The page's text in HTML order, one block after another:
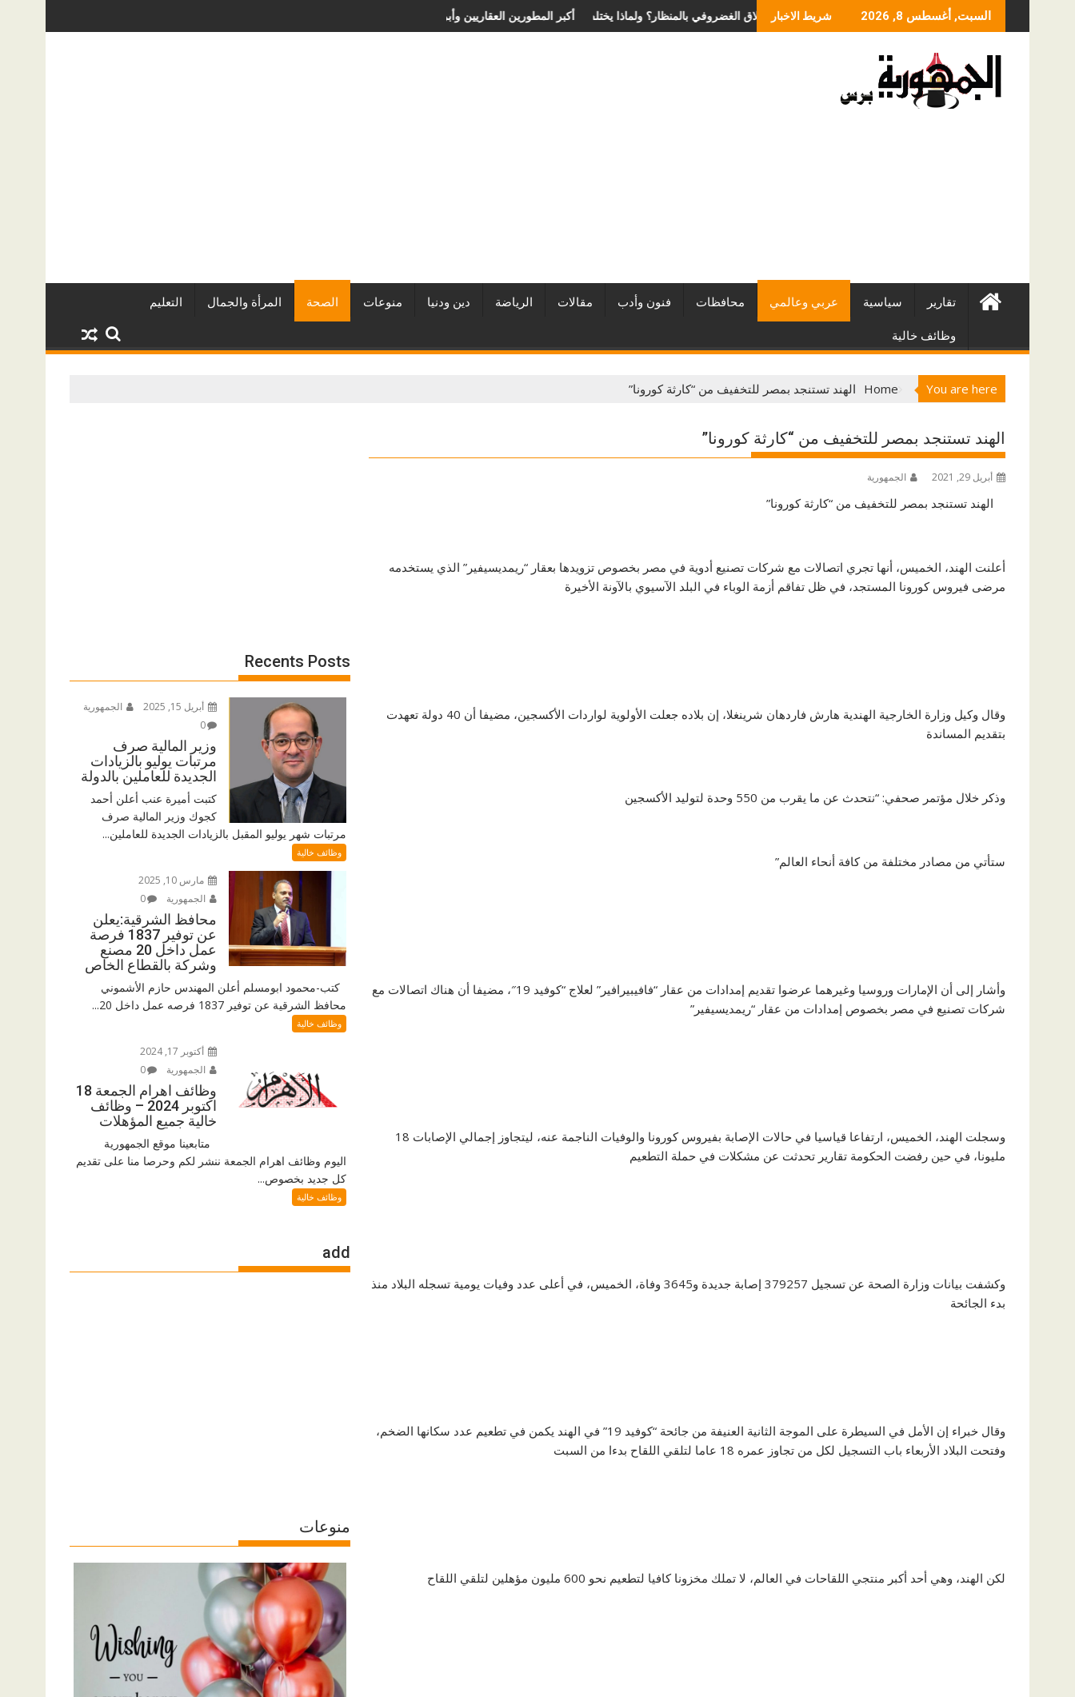
to
السبت, أغسطس 8, 2026 شريط الاخبار أفضل شركات التطوير العقاري في مصر من URE | أكبر المطورين العقاريين وأبرز المشروعاتما الذي يحدد سعر عملية الانزلاق الغضروفي بالمنظار؟ ولماذا يختلف من مريض لآخر؟
تقارير سياسية عربي وعالمي محافظات فنون وأدب مقالات الرياضة دين ودنيا منوعات الصحة المرأة والجمال التعليم
وظائف خالية
You are here
Home الهند تستنجد بمصر للتخفيف من “كارثة كورونا”
الهند تستنجد بمصر للتخفيف من “كارثة كورونا”
أبريل 29, 2021 الجمهورية
الهند تستنجد بمصر للتخفيف من “كارثة كورونا”
أعلنت الهند، الخميس، أنها تجري اتصالات مع شركات تصنيع أدوية في مصر بخصوص تزويدها بعقار “ريمديسيفير” الذي يستخدمه
مرضى فيروس كورونا المستجد، في ظل تفاقم أزمة الوباء في البلد الآسيوي بالآونة الأخيرة
وقال وكيل وزارة الخارجية الهندية هارش فاردهان شرينغلا، إن بلاده جعلت الأولوية لواردات الأكسجين، مضيفا أن 40 دولة تعهدت
بتقديم المساندة
وذكر خلال مؤتمر صحفي: “نتحدث عن ما يقرب من 550 وحدة لتوليد الأكسجين
ستأتي من مصادر مختلفة من كافة أنحاء العالم”
وأشار إلى أن الإمارات وروسيا وغيرهما عرضوا تقديم إمدادات من عقار “فافيبيرافير” لعلاج “كوفيد 19″، مضيفا أن هناك اتصالات مع
شركات تصنيع في مصر بخصوص إمدادات من عقار “ريمديسيفير”
وسجلت الهند، الخميس، ارتفاعا قياسيا في حالات الإصابة بفيروس كورونا والوفيات الناجمة عنه، ليتجاوز إجمالي الإصابات 18
مليونا، في حين رفضت الحكومة تقارير تحدثت عن مشكلات في حملة التطعيم
وكشفت بيانات وزارة الصحة عن تسجيل 379257 إصابة جديدة و3645 وفاة، الخميس، في أعلى عدد وفيات يومية تسجله البلاد منذ
بدء الجائحة
وقال خبراء إن الأمل في السيطرة على الموجة الثانية العنيفة من جائحة “كوفيد 19” في الهند يكمن في تطعيم عدد سكانها الضخم،
وفتحت البلاد الأربعاء باب التسجيل لكل من تجاوز عمره 18 عاما لتلقي اللقاح بدءا من السبت
لكن الهند، وهي أحد أكبر منتجي اللقاحات في العالم، لا تملك مخزونا كافيا لتطعيم نحو 600 مليون مؤهلين لتلقي اللقاح
Recents Posts
أبريل 15, 2025
الجمهورية
0
وزير المالية صرف
مرتبات يوليو بالزيادات
الجديدة للعاملين بالدولة
كتبت أميرة عنب أعلن أحمد
كجوك وزير المالية صرف
مرتبات شهر يوليو المقبل بالزيادات الجديدة للعاملين...
وظائف خالية
مارس 10, 2025
الجمهورية
0
محافظ الشرقية:يعلن
عن توفير 1837 فرصة
عمل داخل 20 مصنع
وشركة بالقطاع الخاص
كتب-محمود ابومسلم أعلن المهندس حازم الأشموني
محافظ الشرقية عن توفير 1837 فرصه عمل داخل 20...
وظائف خالية
أكتوبر 17, 2024
الجمهورية
0
وظائف اهرام الجمعة 18
اكتوبر 2024 – وظائف
خالية جميع المؤهلات
متابعينا موقع الجمهورية
اليوم وظائف اهرام الجمعة ننشر لكم وحرصا منا على تقديم
كل جديد بخصوص...
وظائف خالية
add
منوعات